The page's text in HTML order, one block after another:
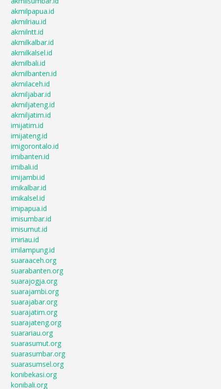
akmilpapua.id
akmilriau.id
akmilntt.id
akmilkalbar.id
akmilkalsel.id
akmilbali.id
akmilbanten.id
akmilaceh.id
akmiljabar.id
akmiljateng.id
akmiljatim.id
imijatim.id
imijateng.id
imigorontalo.id
imibanten.id
imibali.id
imijambi.id
imikalbar.id
imikalsel.id
imipapua.id
imisumbar.id
imisumut.id
imiriau.id
imilampung.id
suaraaceh.org
suarabanten.org
suarajogja.org
suarajambi.org
suarajabar.org
suarajatim.org
suarajateng.org
suarariau.org
suarasumut.org
suarasumbar.org
suarasumsel.org
konibekasi.org
konibali.org